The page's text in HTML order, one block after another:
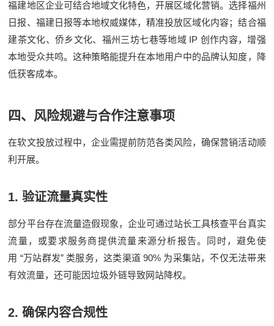
福建地区企业可结合地域文化特色，开展区域化营销。选择福州
日报、福建日报等本地权威媒体，精准投放区域化内容；结合福
建茶文化、侨乡文化、福州三坊七巷等地域IP 创作内容，增强
本地受众共鸣。这种策略能提升在本地用户中的品牌认知度，降
低获客成本。
四、风险规避与合作注意事项
在软文投放过程中，企业需提前防范各类风险，确保营销活动顺
利开展。
1.验证流量真实性
部分平台存在流量造假现象，企业可通过站长工具核查平台真实
流量，或要求服务商提供流量来源分析报告。同时，避免使
用 “万站群发” 类服务，这类渠道90% 为采集站，不仅无法带来
有效流量，还可能因垃圾外链导致网站降权。
2.确保内容合规性